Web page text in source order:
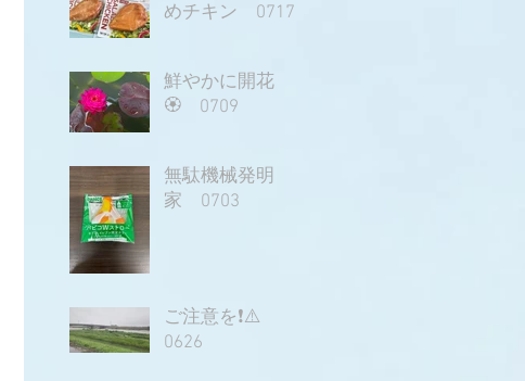
めチキン 0717
鮮やかに開花
🏵️ 0709
無駄機械発明
家 0703
ご注意を❗⚠️
0626